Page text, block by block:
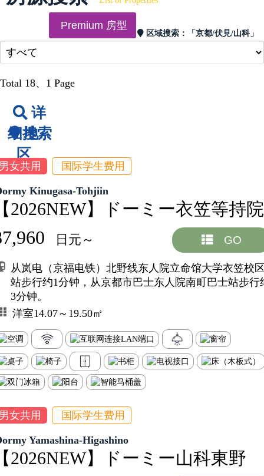
区域搜索： 「京都/伏見/山科」
Premium 房型
Total 18、1 Page
详
细搜索
地
区
女共用 国际学生费用
Kinugasa-Tohjiin
2026NEW】ドーミー衣笠等持院
日元～ GO
从岚电（京福电铁）北野线东人院立命馆大学衣笠校
站步行约1分钟，从京都市巴士东人院南町巴士站步行
3分钟。
洋室14.07～19.50㎡
女共用 国际学生费用
Yamashina-Higashino
2026NEW】ドーミー山科東野